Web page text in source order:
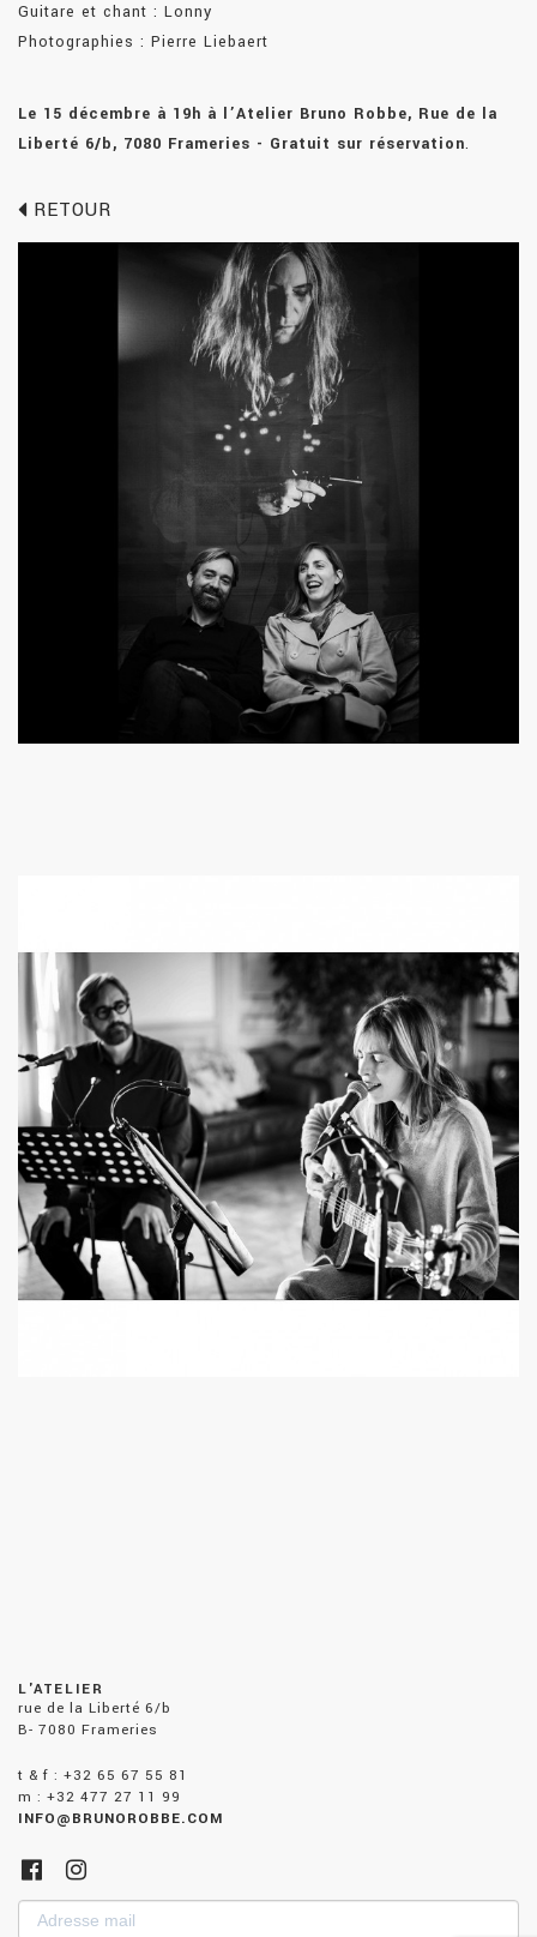
Guitare et chant : Lonny
Photographies : Pierre Liebaert
Le 15 décembre à 19h à l’Atelier Bruno Robbe, Rue de la
Liberté 6/b, 7080 Frameries - Gratuit sur réservation.
RETOUR
L'ATELIER
rue de la Liberté 6/b
B- 7080 Frameries
t & f : +32 65 67 55 81
m : +32 477 27 11 99
INFO@BRUNOROBBE.COM
Adresse